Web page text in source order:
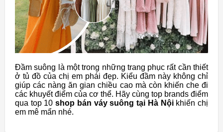
Đầm suông là một trong những trang phục rất cần thiết
ở tủ đồ của chị em phái đẹp. Kiểu đầm này không chỉ
giúp các nàng ăn gian chiều cao mà còn khiến che đi
các khuyết điểm của cơ thể. Hãy cùng top brands điểm
qua top 10shop bán váy suông tại Hà Nộikhiến chị
em mê mẩn nhé.